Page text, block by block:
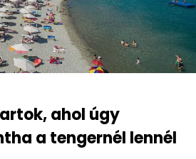
ahol úgy
a tengernél lennél